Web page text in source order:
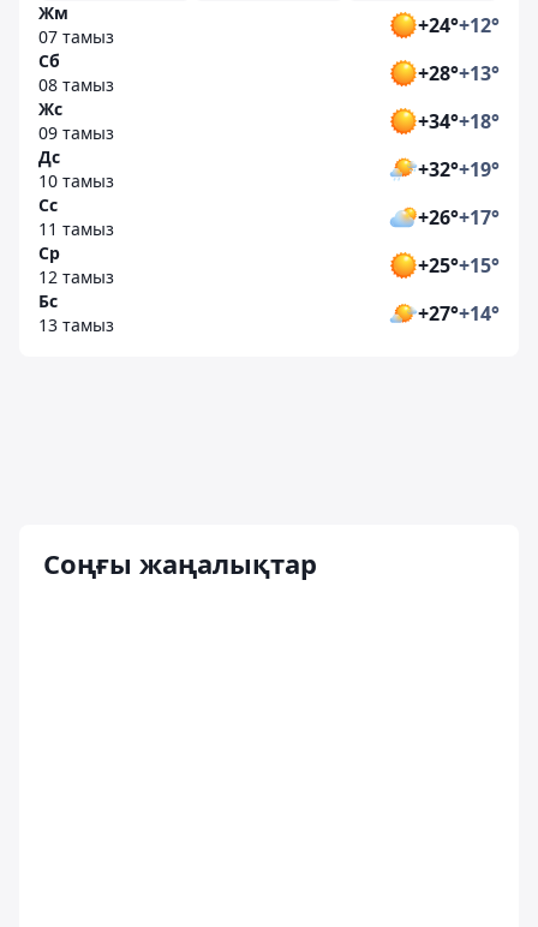
Жм
07 тамыз
+24°+12°
Сб
08 тамыз
+28°+13°
Жс
09 тамыз
+34°+18°
Дс
10 тамыз
+32°+19°
Сс
11 тамыз
+26°+17°
Ср
12 тамыз
+25°+15°
Бс
13 тамыз
+27°+14°
Соңғы жаңалықтар